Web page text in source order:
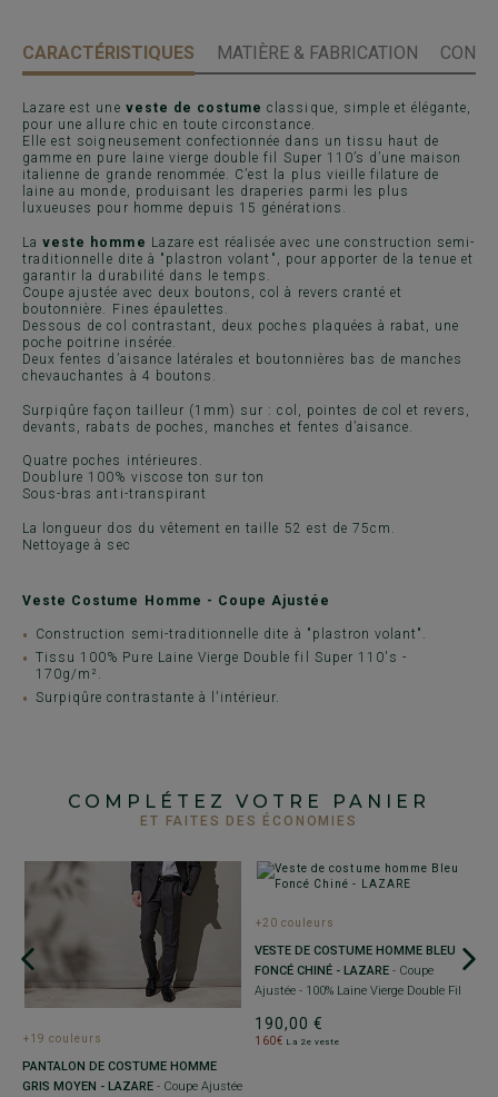
CARACTÉRISTIQUES MATIÈRE & FABRICATION
Lazare est une veste de costume classique, simple et élégante,
pour une allure chic en toute circonstance.
Elle est soigneusement confectionnée dans un tissu haut de
gamme en pure laine vierge double fil Super 110’s d’une maison
italienne de grande renommée. C’est la plus vieille filature de
laine au monde, produisant les draperies parmi les plus
luxueuses pour homme depuis 15 générations.
Laveste homme Lazare est réalisée avec une construction semi-
traditionnelle dite à "plastron volant", pour apporter de la tenue et
garantir la durabilité dans le temps.
Coupe ajustée avec deux boutons, col à revers cranté et
boutonnière. Fines épaulettes.
Dessous de col contrastant, deux poches plaquées à rabat, une
poche poitrine insérée.
Deux fentes d’aisance latérales et boutonnières bas de manches
chevauchantes à 4 boutons.
Surpiqûre façon tailleur (1mm) sur : col, pointes de col et revers,
devants, rabats de poches, manches et fentes d’aisance.
Quatre poches intérieures.
Doublure 100% viscose ton sur ton
Sous-bras anti-transpirant
La longueur dos du vêtement en taille 52 est de 75cm.
Nettoyage à sec
Veste Costume Homme - Coupe Ajustée
Construction semi-traditionnelle dite à "plastron volant".
Tissu 100% Pure Laine Vierge Double fil Super 110's -
170g/m².
Surpiqûre contrastante à l'intérieur.
COMPLÉTEZ VOTRE PANIER
ET FAITES DES ÉCONOMIES
+19 couleurs
PANTALON DE COSTUME HOMME
GRIS MOYEN - LAZARE - Coupe Ajustée
+20 couleurs
VESTE DE COSTUME HOMME BLEU
FONCÉ CHINÉ - LAZARE - Coupe
Ajustée - 100% Laine Vierge Double Fil
190,00 €
160€ La 2e veste